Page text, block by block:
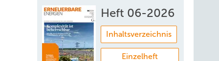
Heft 06-2026
Inhaltsverzeichnis
Einzelheft